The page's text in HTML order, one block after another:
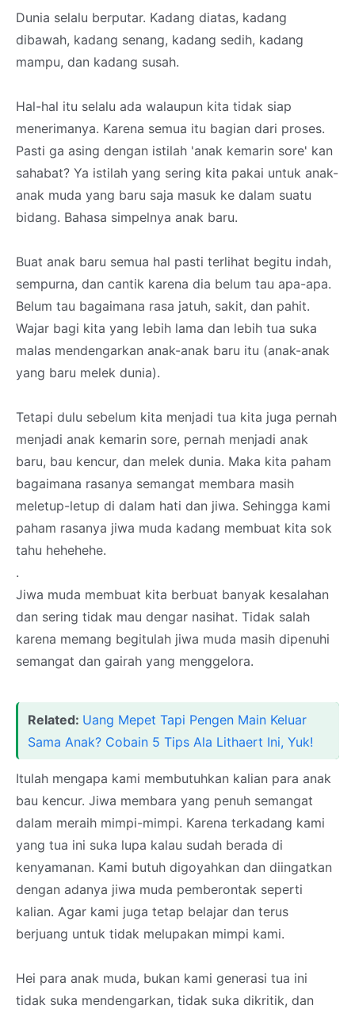
Dunia selalu berputar. Kadang diatas, kadang
dibawah, kadang senang, kadang sedih, kadang
mampu, dan kadang susah.
Hal-hal itu selalu ada walaupun kita tidak siap
menerimanya. Karena semua itu bagian dari proses.
Pasti ga asing dengan istilah 'anak kemarin sore' kan
sahabat? Ya istilah yang sering kita pakai untuk anak-
anak muda yang baru saja masuk ke dalam suatu
bidang. Bahasa simpelnya anak baru.
Buat anak baru semua hal pasti terlihat begitu indah,
sempurna, dan cantik karena dia belum tau apa-apa.
Belum tau bagaimana rasa jatuh, sakit, dan pahit.
Wajar bagi kita yang lebih lama dan lebih tua suka
malas mendengarkan anak-anak baru itu (anak-anak
yang baru melek dunia).
Tetapi dulu sebelum kita menjadi tua kita juga pernah
menjadi anak kemarin sore, pernah menjadi anak
baru, bau kencur, dan melek dunia. Maka kita paham
bagaimana rasanya semangat membara masih
meletup-letup di dalam hati dan jiwa. Sehingga kami
paham rasanya jiwa muda kadang membuat kita sok
tahu hehehehe.
.
Jiwa muda membuat kita berbuat banyak kesalahan
dan sering tidak mau dengar nasihat. Tidak salah
karena memang begitulah jiwa muda masih dipenuhi
semangat dan gairah yang menggelora.
Related: Uang Mepet Tapi Pengen Main Keluar
Sama Anak? Cobain 5 Tips Ala Lithaert Ini, Yuk!
Itulah mengapa kami membutuhkan kalian para anak
bau kencur. Jiwa membara yang penuh semangat
dalam meraih mimpi-mimpi. Karena terkadang kami
yang tua ini suka lupa kalau sudah berada di
kenyamanan. Kami butuh digoyahkan dan diingatkan
dengan adanya jiwa muda pemberontak seperti
kalian. Agar kami juga tetap belajar dan terus
berjuang untuk tidak melupakan mimpi kami.
Hei para anak muda, bukan kami generasi tua ini
tidak suka mendengarkan, tidak suka dikritik, dan